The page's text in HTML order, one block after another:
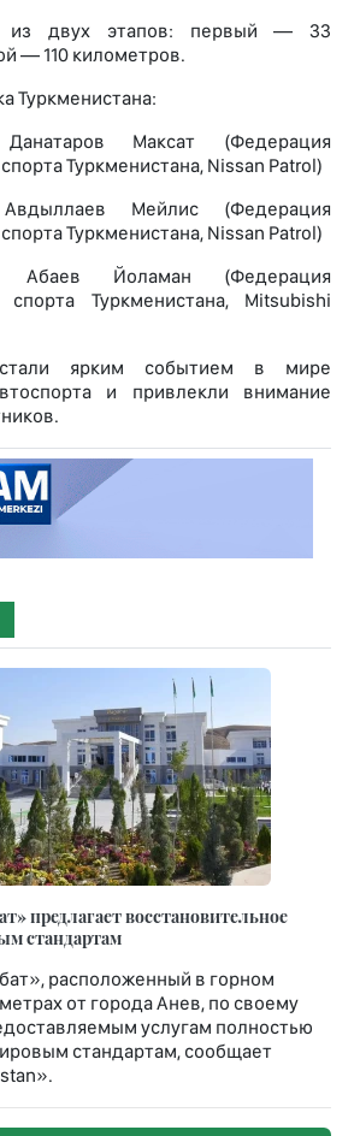
из двух этапов: первый — 33
— 110 километров.
Туркменистана:
Максат (Федерация
Туркменистана, Nissan Patrol)
Мейлис (Федерация
Туркменистана, Nissan Patrol)
Йоламан (Федерация
спорта Туркменистана, Mitsubishi
стали ярким событием в мире
и привлекли внимание
предлагает восстановительное
стандартам
расположенный в горном
от города Анев, по своему
услугам полностью
стандартам, сообщает